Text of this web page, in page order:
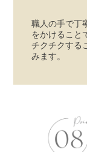
職人の手で丁
をかけること
チクチクする
みます。